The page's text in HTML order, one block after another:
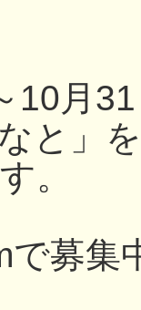
10月
なと」
。
で募集